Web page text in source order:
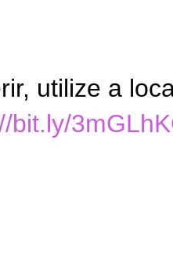
utilize a
bit.ly/